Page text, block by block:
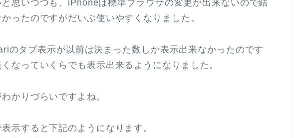
思いつつも、iPhoneは標準ブラウザの変更が出来ないので結
ったのですがだいぶ使いやすくなりました。
のタブ表示が以前は決まった数しか表示出来なかったのです
なっていくらでも表示出来るようになりました。
かりづらいですよね。
示すると下記のようになります。